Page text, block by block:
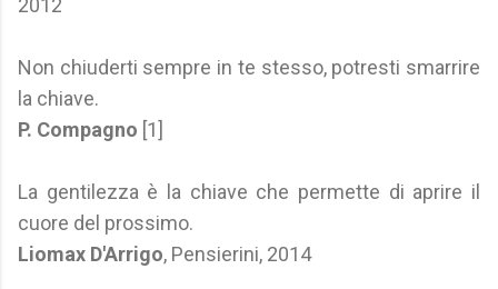
2012
Non chiuderti sempre in te stesso, potresti smarrire
la chiave.
P. Compagno [1]
La gentilezza è la chiave che permette di aprire il
cuore del prossimo.
Liomax D'Arrigo, Pensierini, 2014